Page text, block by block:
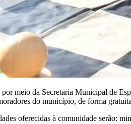
meio da Secretaria Municipal de
do município, de forma
oferecidas à comunidade serão: